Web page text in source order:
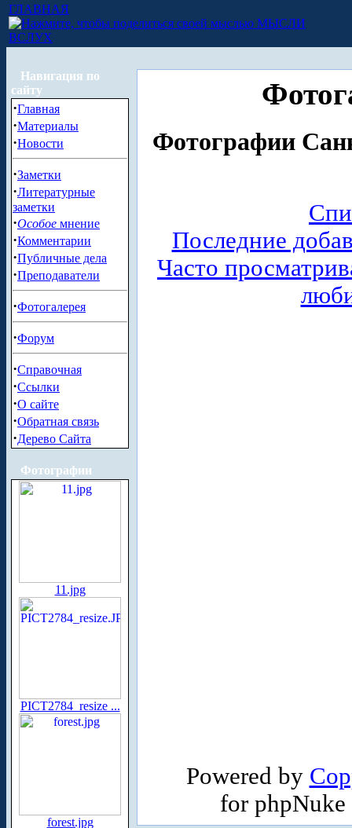
ГЛАВНАЯ
МЫСЛИ
ВСЛУХ
Навигация по
сайту
·Главная
·Материалы
·Новости
·Заметки
·Литературные
заметки
·Особое мнение
·Комментарии
·Публичные дела
·Преподаватели
·Фотогалерея
·Форум
·Справочная
·Ссылки
·О сайте
·Обратная связь
·Дерево Сайта
Фотографии
11.jpg
PICT2784_resize ...
forest.jpg
Фотографии
Последние
Часто
Powered by
for